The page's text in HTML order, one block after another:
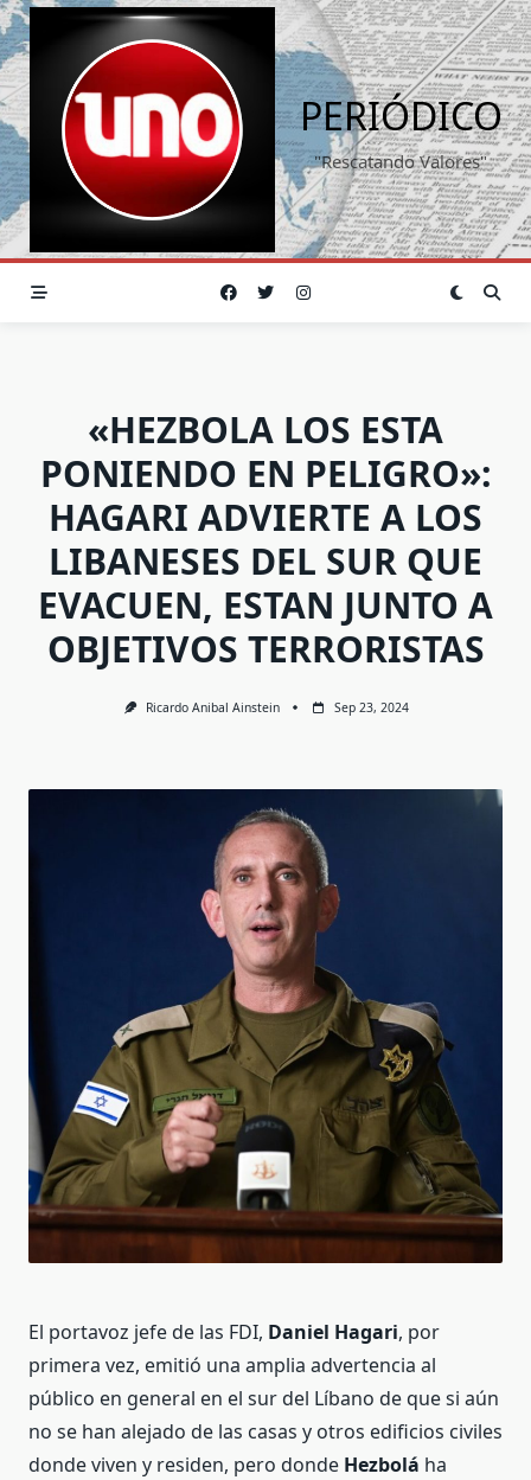
Saltar
al
contenido
PERIÓDICO
"Rescatando Valores"
«HEZBOLA LOS ESTA
PONIENDO EN PELIGRO»:
HAGARI ADVIERTE A LOS
LIBANESES DEL SUR QUE
EVACUEN, ESTAN JUNTO A
OBJETIVOS TERRORISTAS
Ricardo Anibal Ainstein Sep 23, 2024
El portavoz jefe de las FDI, Daniel Hagari, por
primera vez, emitió una amplia advertencia al
público en general en el sur del Líbano de que si aún
no se han alejado de las casas y otros edificios civiles
donde viven y residen, pero donde Hezbolá ha